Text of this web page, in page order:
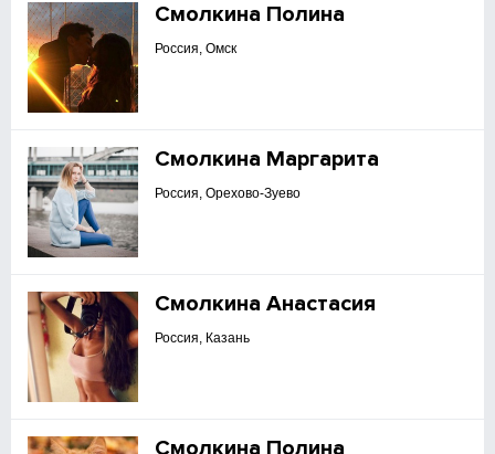
Смолкина Полина
Россия, Омск
Смолкина Маргарита
Россия, Орехово-Зуево
Смолкина Анастасия
Россия, Казань
Смолкина Полина